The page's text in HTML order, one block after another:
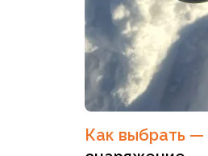
Как выбрать —